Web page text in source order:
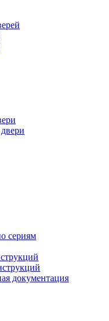
сериям
документация